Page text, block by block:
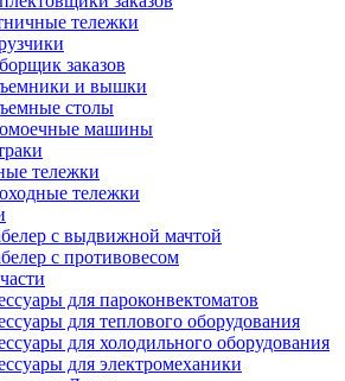
тележки
заказов
и вышки
столы
машины
тележки
тележки
с выдвижной мачтой
с противовесом
для пароконвектоматов
для теплового оборудования
для холодильного оборудования
для электромеханики